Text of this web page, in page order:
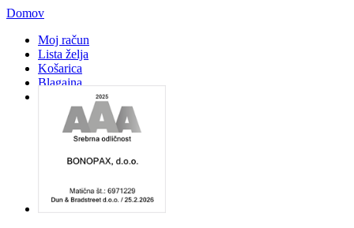
Domov
Moj račun
Lista želja
Košarica
Blagajna